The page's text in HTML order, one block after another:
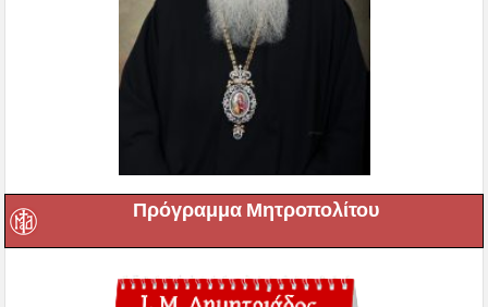
Πρόγραμμα Μητροπολίτου